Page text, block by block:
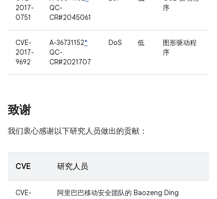
2017-
0751
QC-
CR#2045061
序
CVE-
2017-
9692
A-36731152*
QC-
CR#2021707
DoS 低
图形驱动程
序
致谢
我们衷心感谢以下研究人员做出的贡献：
CVE 研究人员
CVE-
阿里巴巴移动安全团队的 Baozeng Ding